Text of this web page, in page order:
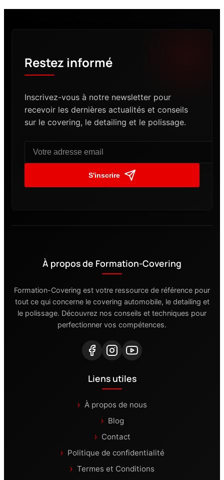
Restez informé
Inscrivez-vous à notre newsletter pour
recevoir les dernières actualités et conseils
sur le covering, le detailing et le polissage.
S'inscrire
À propos de Formation-Covering
Formation-Covering est votre ressource de référence pour
tout ce qui concerne le covering automobile, le detailing et
le polissage. Découvrez nos conseils et techniques pour
perfectionner vos compétences.
Liens utiles
À propos de nous
Blog
Contact
Politique de confidentialité
Termes et Conditions